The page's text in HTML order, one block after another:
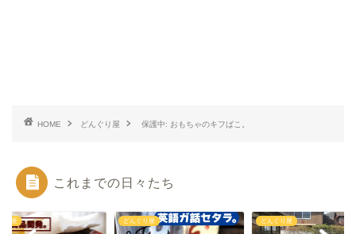
HOME どんぐり屋 保護中: おもちゃのキフばこ。
これまでの日々たち
り屋 どんぐり屋 どんぐり屋